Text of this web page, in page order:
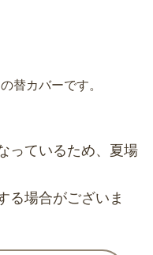
替カバーです。
っているため、夏場
る場合がございま